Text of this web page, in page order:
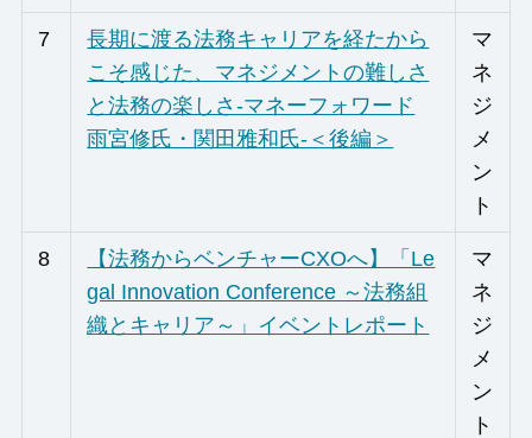
7
長期に渡る法務キャリアを経たから
こそ感じた、マネジメントの難しさ
と法務の楽しさ-マネーフォワード
雨宮修氏・関田雅和氏-＜後編＞
マ
ネ
ジ
メ
ン
ト
8
【法務からベンチャーCXOへ】「Le
gal Innovation Conference ～法務組
織とキャリア～」イベントレポート
マ
ネ
ジ
メ
ン
ト